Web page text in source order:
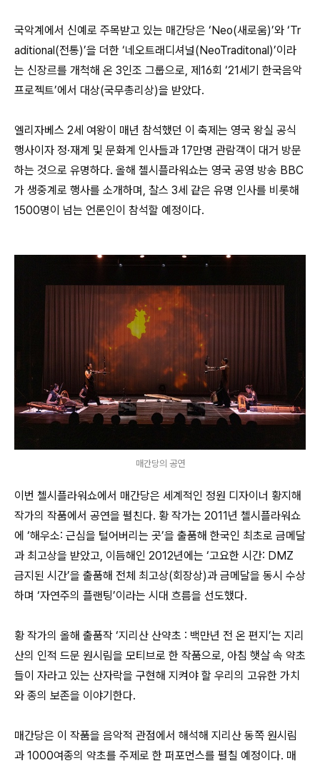
국악계에서 신예로 주목받고 있는 매간당은 ‘Neo(새로움)’와 ‘Tr
aditional(전통)’을 더한 ‘네오트래디셔널(NeoTraditonal)’이라
는 신장르를 개척해 온 3인조 그룹으로, 제16회 ‘21세기 한국음악
프로젝트’에서 대상(국무총리상)을 받았다.
엘리자베스 2세 여왕이 매년 참석했던 이 축제는 영국 왕실 공식
행사이자 정·재계 및 문화계 인사들과 17만명 관람객이 대거 방문
하는 것으로 유명하다. 올해 첼시플라워쇼는 영국 공영 방송 BBC
가 생중계로 행사를 소개하며, 찰스 3세 같은 유명 인사를 비롯해
1500명이 넘는 언론인이 참석할 예정이다.
매간당의 공연
이번 첼시플라워쇼에서 매간당은 세계적인 정원 디자이너 황지해
작가의 작품에서 공연을 펼친다. 황 작가는 2011년 첼시플라워쇼
에 ‘해우소: 근심을 털어버리는 곳’을 출품해 한국인 최초로 금메달
과 최고상을 받았고, 이듬해인 2012년에는 ‘고요한 시간: DMZ
금지된 시간’을 출품해 전체 최고상(회장상)과 금메달을 동시 수상
하며 ‘자연주의 플랜팅’이라는 시대 흐름을 선도했다.
황 작가의 올해 출품작 ‘지리산 산약초 : 백만년 전 온 편지’는 지리
산의 인적 드문 원시림을 모티브로 한 작품으로, 아침 햇살 속 약초
들이 자라고 있는 산자락을 구현해 지켜야 할 우리의 고유한 가치
와 종의 보존을 이야기한다.
매간당은 이 작품을 음악적 관점에서 해석해 지리산 동쪽 원시림
과 1000여종의 약초를 주제로 한 퍼포먼스를 펼칠 예정이다. 매